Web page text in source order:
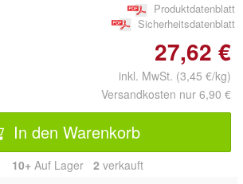
Produktdatenblatt
Sicherheitsdatenblatt
27,62 €
inkl. MwSt. (3,45 €/kg)
Versandkosten nur 6,90 €
In den Warenkorb
10+ Auf Lager 2 verkauft